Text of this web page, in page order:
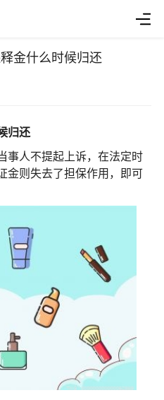
金什么时候归还
归还
事人不提起上诉，在法定时
金则失去了担保作用，即可